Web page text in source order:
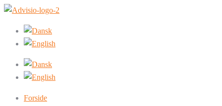
Forside